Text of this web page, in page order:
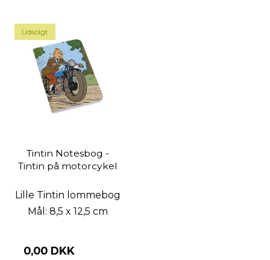
Udsolgt
Tintin Notesbog -
Tintin på motorcykel
Lille Tintin lommebog
Mål: 8,5 x 12,5 cm
0,00 DKK